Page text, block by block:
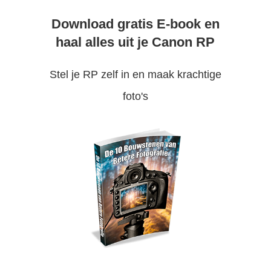
Download gratis E-book en
haal alles uit je Canon RP
Stel je RP zelf in en maak krachtige
foto's